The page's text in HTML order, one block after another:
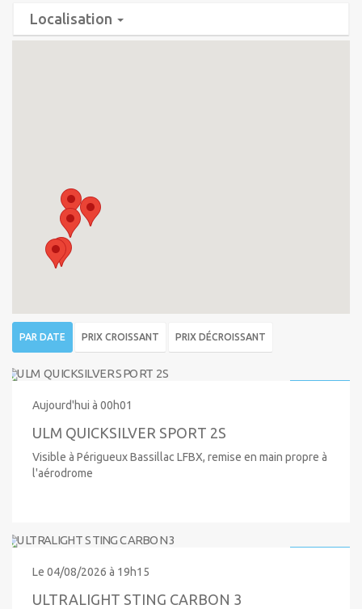
Localisation
PAR DATE PRIX CROISSANT PRIX DÉCROISSANT
Aujourd'hui à 00h01
ULM QUICKSILVER SPORT 2S
Visible à Périgueux Bassillac LFBX, remise en main propre à
l'aérodrome
Le 04/08/2026 à 19h15
ULTRALIGHT STING CARBON 3